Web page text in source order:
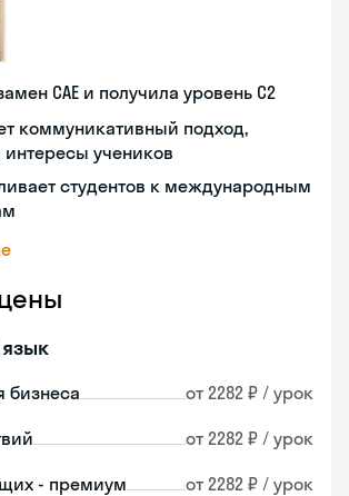
CAE и получила уровень С2
коммуникативный подход,
интересы учеников
студентов к международным
бизнеса от 2282 ₽ / урок
от 2282 ₽ / урок
- премиум от 2282 ₽ / урок